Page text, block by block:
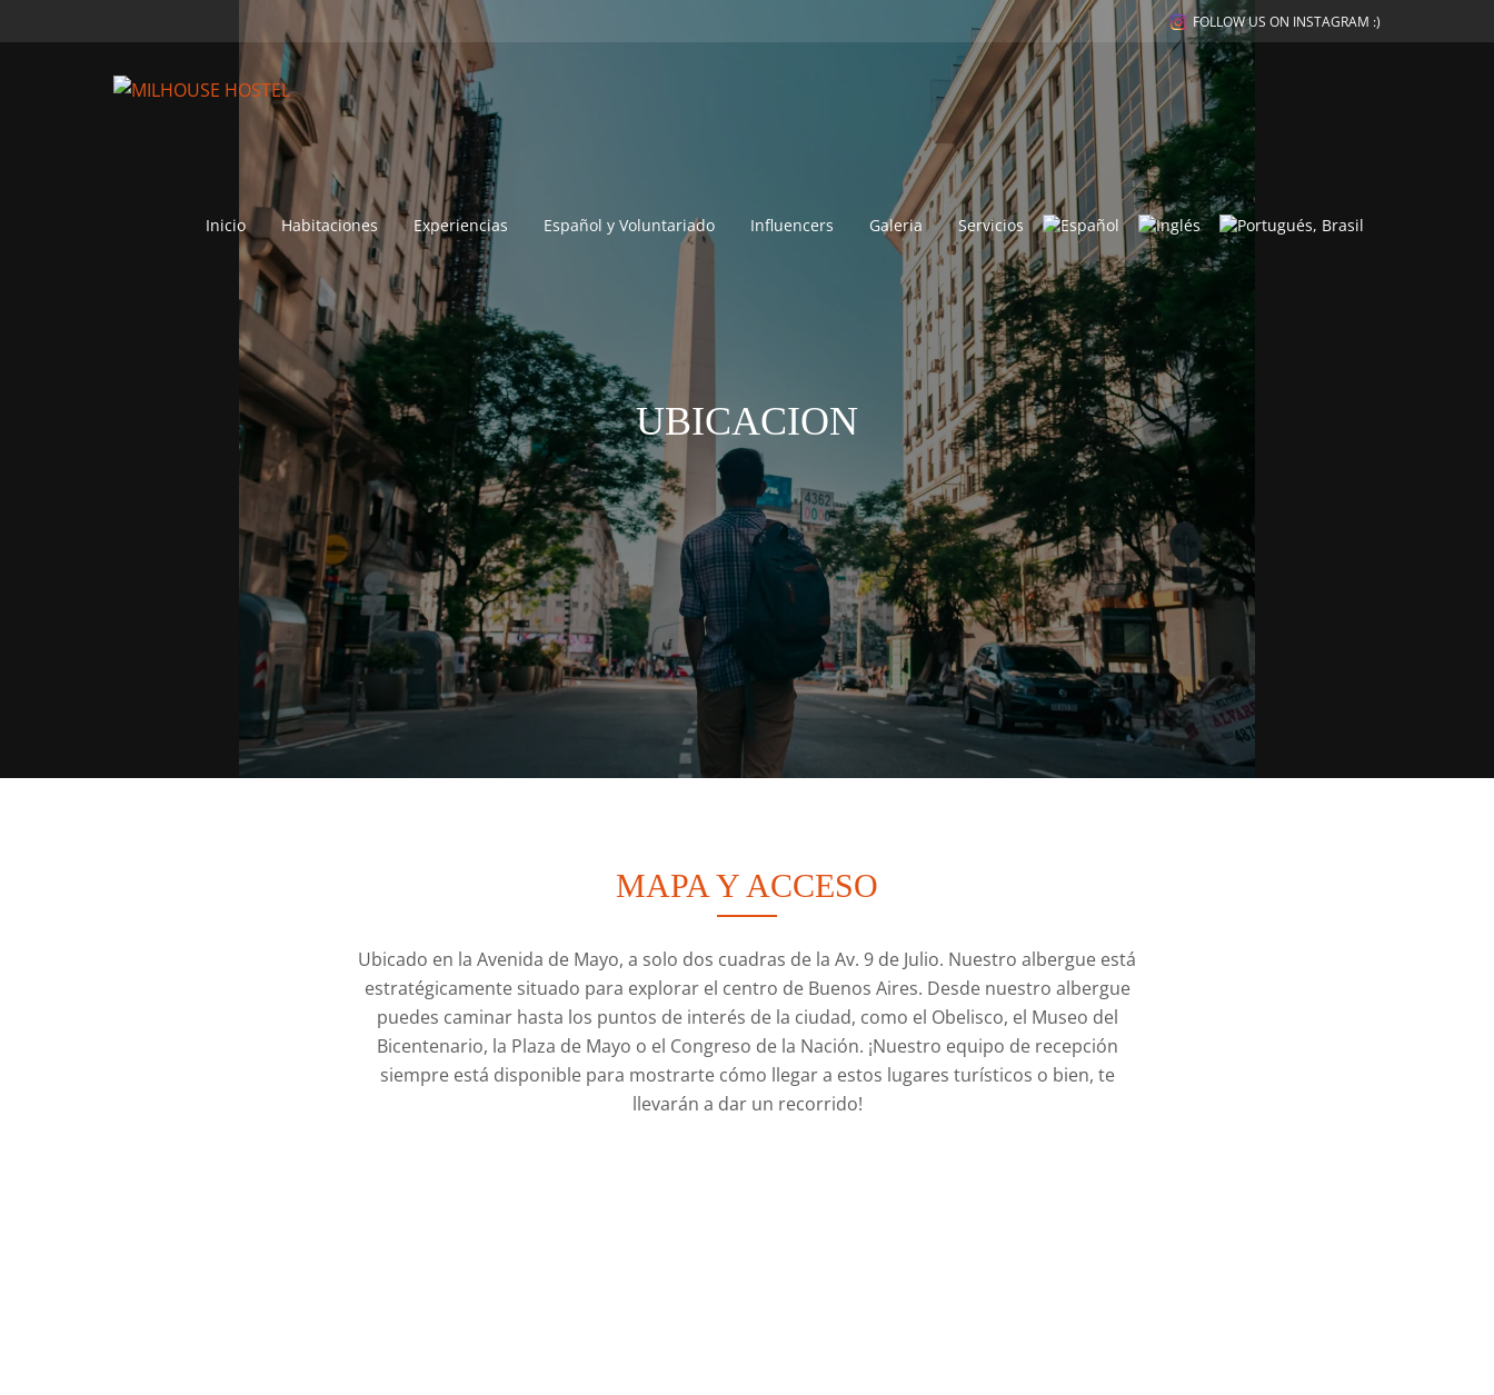
FOLLOW US ON INSTAGRAM :)
Inicio Habitaciones Experiencias Español y Voluntariado Influencers Galeria Servicios
UBICACION
MAPA Y ACCESO
Ubicado en la Avenida de Mayo, a solo dos cuadras de la Av. 9 de Julio. Nuestro albergue está
estratégicamente situado para explorar el centro de Buenos Aires. Desde nuestro albergue
puedes caminar hasta los puntos de interés de la ciudad, como el Obelisco, el Museo del
Bicentenario, la Plaza de Mayo o el Congreso de la Nación. ¡Nuestro equipo de recepción
siempre está disponible para mostrarte cómo llegar a estos lugares turísticos o bien, te
llevarán a dar un recorrido!